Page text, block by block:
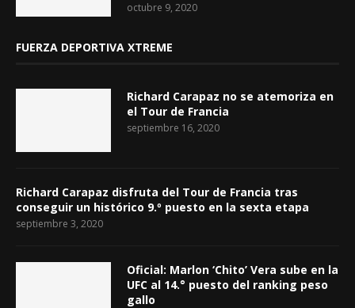
octubre 9, 2020
FUERZA DEPORTIVA XTREME
Richard Carapaz no se atemoriza en
el Tour de Francia
septiembre 16, 2020
Richard Carapaz disfruta del Tour de Francia tras
conseguir un histórico 9.º puesto en la sexta etapa
septiembre 3, 2020
Oficial: Marlon ‘Chito’ Vera sube en la
UFC al 14.° puesto del ranking peso
gallo